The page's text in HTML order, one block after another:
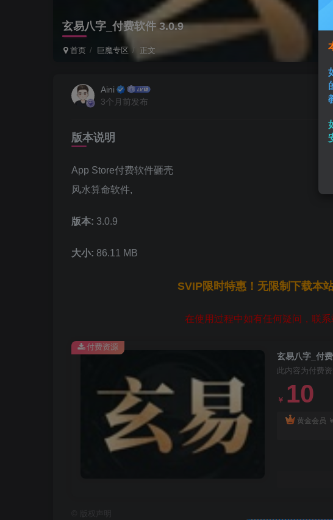
玄易八字_付费软件 3.0.9
首页 巨魔专区 正文
Aini
3个月前发布
版本说明
App Store付费软件砸壳
风水算命软件,
版本: 3.0.9
大小: 86.11 MB
SVIP限时特惠！无限制下载本
在使用过程中如有任何疑问，联
玄易八字_付
此内容为付费
￥ 10
黄金会员 ￥
付费资源
版权声明